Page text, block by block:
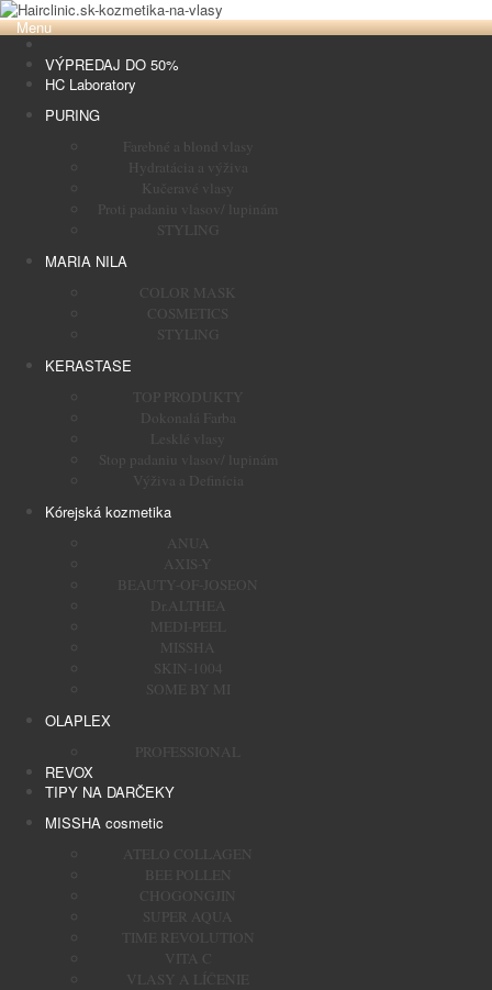
Menu
VÝPREDAJ DO 50%
HC Laboratory
PURING
Farebné a blond vlasy
Hydratácia a výživa
Kučeravé vlasy
Proti padaniu vlasov/ lupinám
STYLING
MARIA NILA
COLOR MASK
COSMETICS
STYLING
KERASTASE
TOP PRODUKTY
Dokonalá Farba
Lesklé vlasy
Stop padaniu vlasov/ lupinám
Výživa a Definícia
Kórejská kozmetika
ANUA
AXIS-Y
BEAUTY-OF-JOSEON
Dr.ALTHEA
MEDI-PEEL
MISSHA
SKIN-1004
SOME BY MI
OLAPLEX
PROFESSIONAL
REVOX
TIPY NA DARČEKY
MISSHA cosmetic
ATELO COLLAGEN
BEE POLLEN
CHOGONGJIN
SUPER AQUA
TIME REVOLUTION
VITA C
VLASY A LÍČENIE